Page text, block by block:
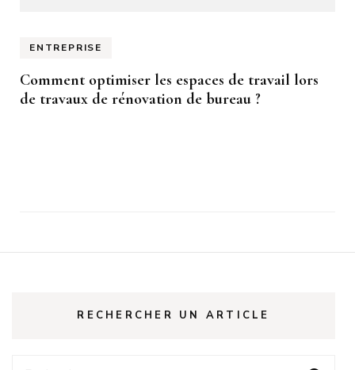
ENTREPRISE
Comment optimiser les espaces de travail lors
de travaux de rénovation de bureau ?
RECHERCHER UN ARTICLE